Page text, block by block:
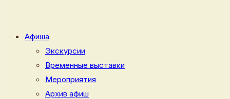
ВЕБ-
Афиша
Экскурсии
Временные выставки
Мероприятия
Архив афиш